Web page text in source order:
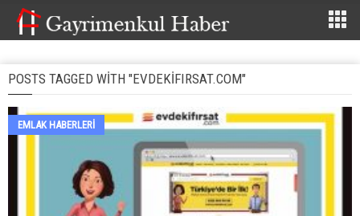
POSTS TAGGED WITH "EVDEKIFIRSAT.COM"
EMLAK HABERLERI